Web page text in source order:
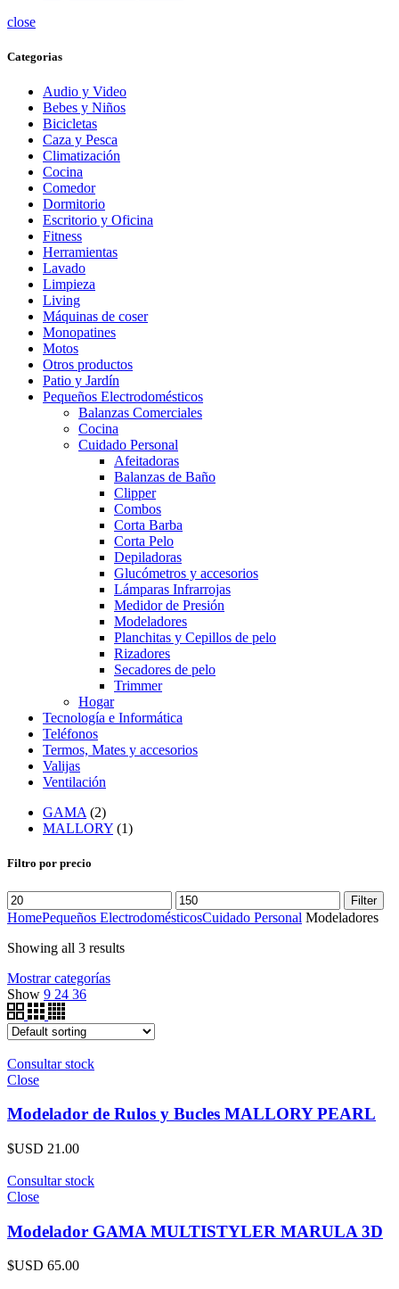
close
Categorias
Audio y Video
Bebes y Niños
Bicicletas
Caza y Pesca
Climatización
Cocina
Comedor
Dormitorio
Escritorio y Oficina
Fitness
Herramientas
Lavado
Limpieza
Living
Máquinas de coser
Monopatines
Motos
Otros productos
Patio y Jardín
Pequeños Electrodomésticos
Balanzas Comerciales
Cocina
Cuidado Personal
Afeitadoras
Balanzas de Baño
Clipper
Combos
Corta Barba
Corta Pelo
Depiladoras
Glucómetros y accesorios
Lámparas Infrarrojas
Medidor de Presión
Modeladores
Planchitas y Cepillos de pelo
Rizadores
Secadores de pelo
Trimmer
Hogar
Tecnología e Informática
Teléfonos
Termos, Mates y accesorios
Valijas
Ventilación
GAMA (2)
MALLORY (1)
Filtro por precio
Filter
HomePequeños ElectrodomésticosCuidado Personal Modeladores
Showing all 3 results
Mostrar categorías
Show 9 24 36
Consultar stock
Close
Modelador de Rulos y Bucles MALLORY PEARL
$USD 21.00
Consultar stock
Close
Modelador GAMA MULTISTYLER MARULA 3D
$USD 65.00